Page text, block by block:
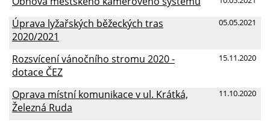
05.05.2021
Úprava lyžařských běžeckých tras
2020/2021
15.11.2020
Rozsvícení vánočního stromu 2020 -
dotace ČEZ
11.10.2020
Oprava místní komunikace v ul. Krátká,
Železná Ruda